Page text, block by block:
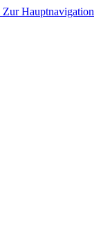
Zur Hauptnavigation